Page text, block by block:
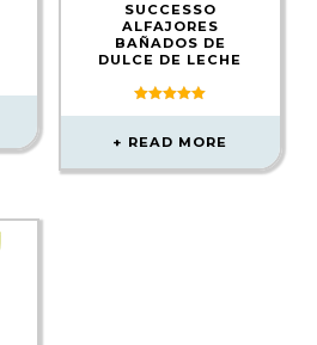
SUCCESSO
ALFAJORES
BAÑADOS DE
DULCE DE LECHE
out of 5
READ MORE